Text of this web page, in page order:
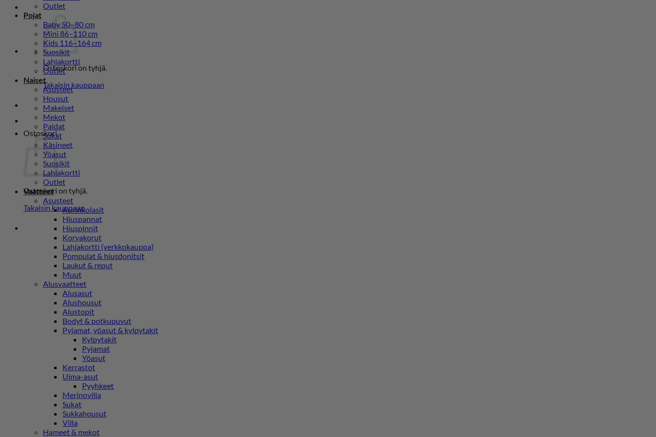
Ostoskori on tyhjä.
Takaisin kauppaan
Ostoskori
Ostoskori on tyhjä.
Takaisin kauppaan
Outlet
Pojat
Baby 50–80 cm
Mini 86–110 cm
Kids 116–164 cm
Suosikit
Lahjakortti
Outlet
Naiset
Asusteet
Housut
Makeiset
Mekot
Paidat
Sukat
Käsineet
Yöasut
Suosikit
Lahjakortti
Outlet
Vaatteet
Asusteet
Aurinkolasit
Hiuspannat
Hiuspinnit
Korvakorut
Lahjakortti (verkkokauppa)
Pompulat & hiusdonitsit
Laukut & reput
Muut
Alusvaatteet
Alusasut
Alushousut
Alustopit
Bodyt & potkupuvut
Pyjamat, yöasut & kylpytakit
Kylpytakit
Pyjamat
Yöasut
Kerrastot
Uima-asut
Pyyhkeet
Merinovilla
Sukat
Sukkahousut
Villa
Hameet & mekot